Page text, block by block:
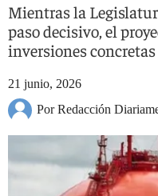
Mientras la
paso decisivo, el
inversiones concretas
21 junio, 2026
Por Redacción